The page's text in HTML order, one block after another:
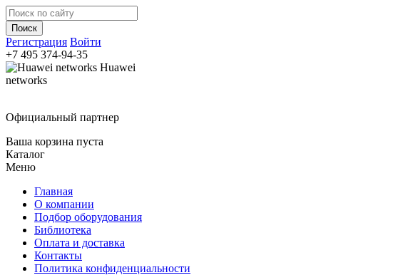
Регистрация Войти
+7 495 374-94-35
Huawei
networks
Официальный партнер
Ваша корзина пуста
Каталог
Меню
Главная
О компании
Подбор оборудования
Библиотека
Оплата и доставка
Контакты
Политика конфиденциальности